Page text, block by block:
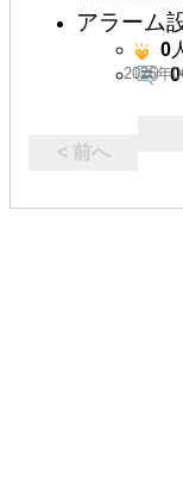
アラーム
2026年
0
0
< 前へ